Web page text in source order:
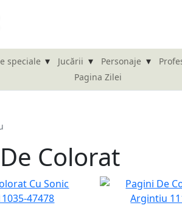
speciale ▾ Jucării ▾ Personaje ▾
Pagina Zilei
Colorat